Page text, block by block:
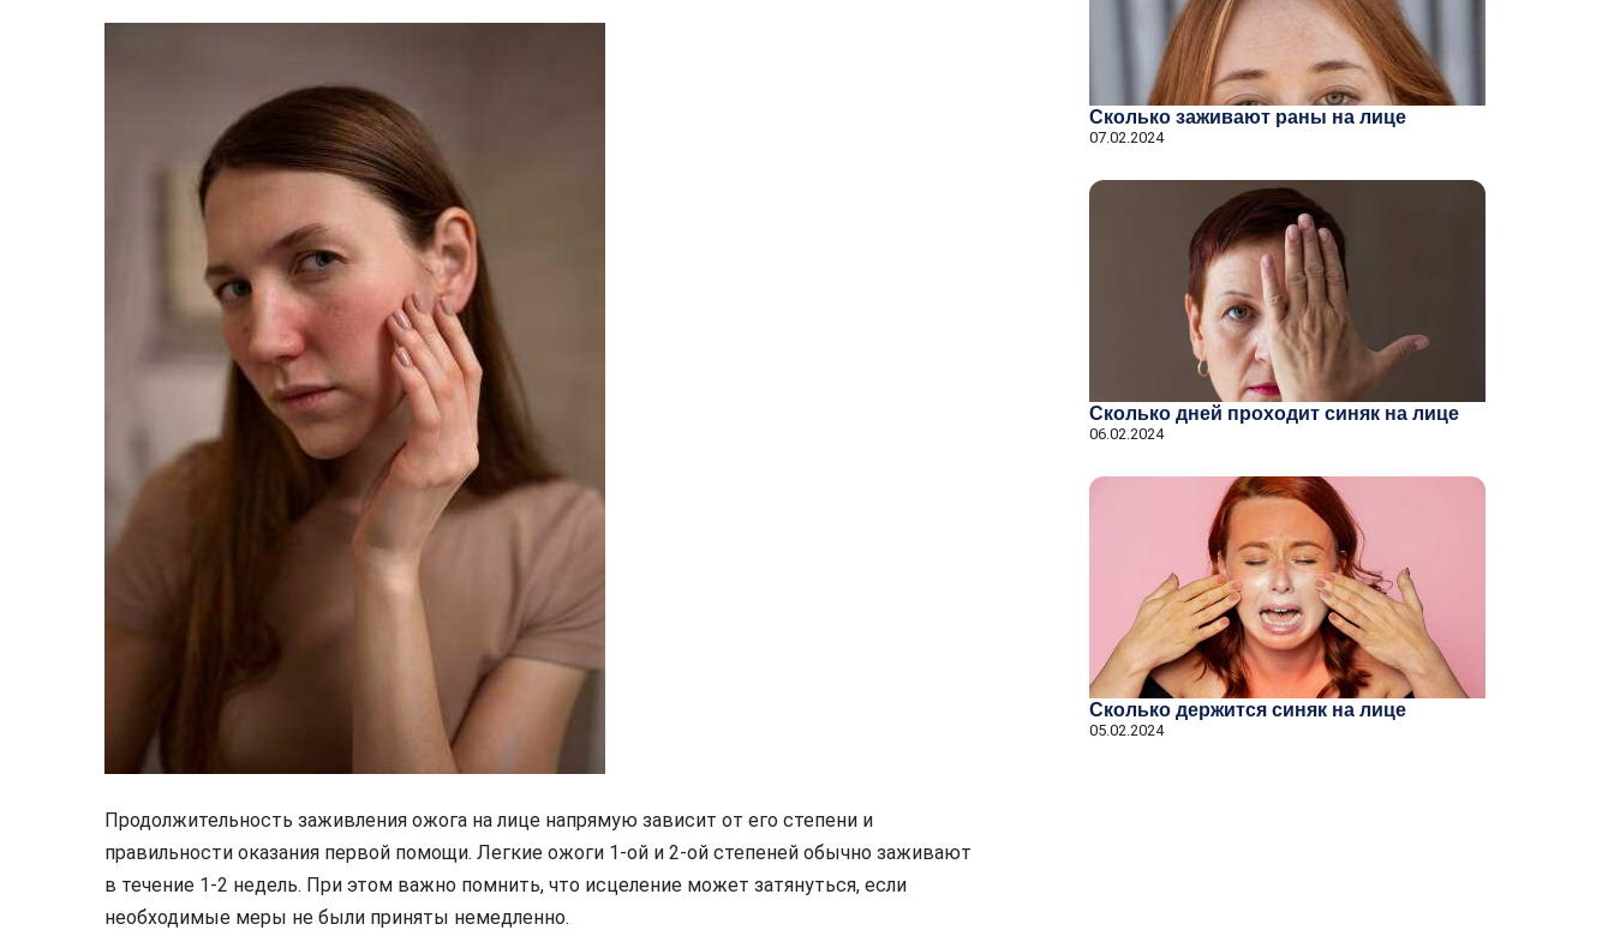
Продолжительность заживления ожога на лице напрямую зависит от его степени и
правильности оказания первой помощи. Легкие ожоги 1-ой и 2-ой степеней обычно заживают
в течение 1-2 недель. При этом важно помнить, что исцеление может затянуться, если
необходимые меры не были приняты немедленно.
Сколько заживают раны на лице
07.02.2024
Сколько дней проходит синяк на лице
06.02.2024
Сколько держится синяк на лице
05.02.2024